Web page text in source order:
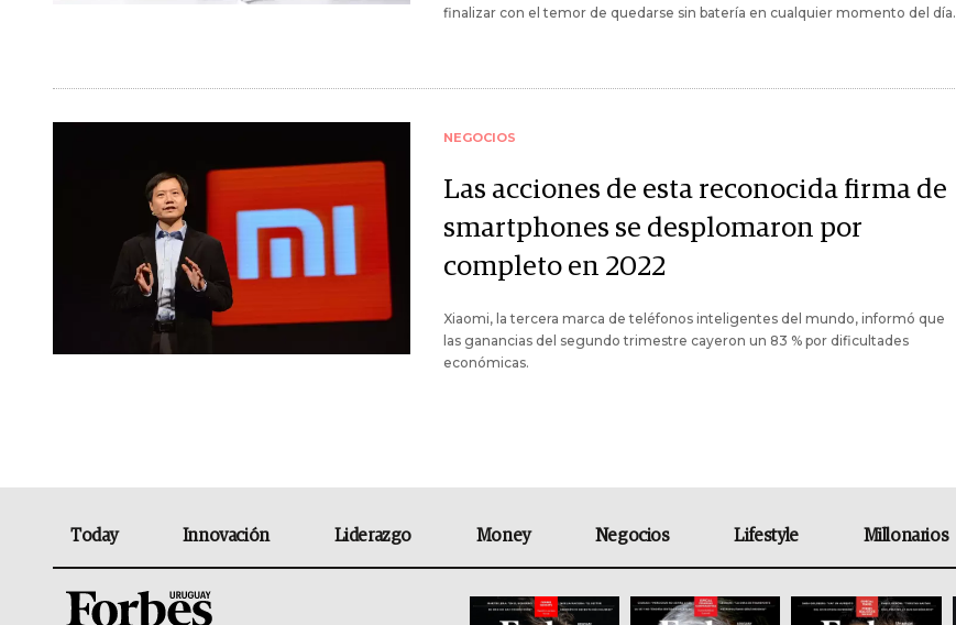
finalizar con el temor de quedarse sin batería en cualquier momento del día.
NEGOCIOS
Las acciones de esta reconocida firma de
smartphones se desplomaron por
completo en 2022
Xiaomi, la tercera marca de teléfonos inteligentes del mundo, informó que
las ganancias del segundo trimestre cayeron un 83 % por dificultades
económicas.
Today Innovación Liderazgo Money Negocios Lifestyle Millonarios